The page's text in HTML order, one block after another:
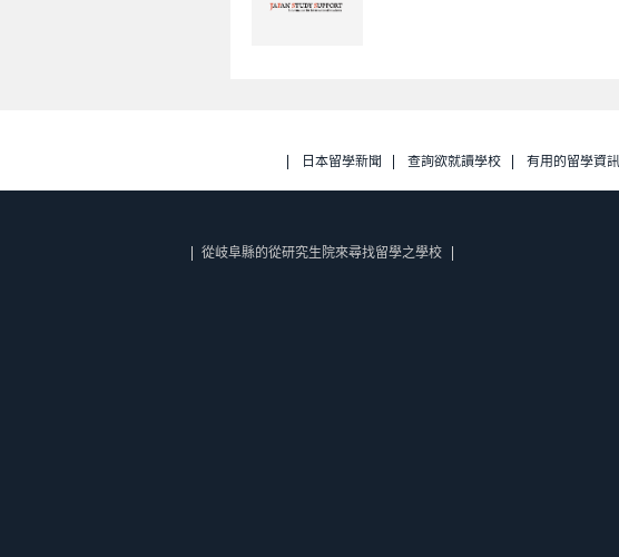
日本留學新聞 查詢欲就讀學校 有用的留學資訊
從岐阜縣的從研究生院來尋找留學之學校